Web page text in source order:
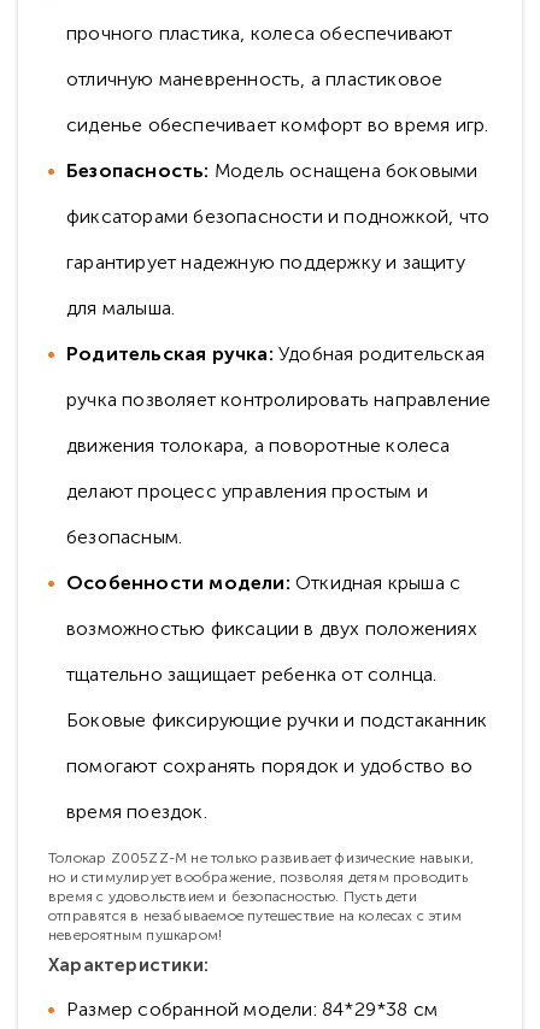
прочного пластика, колеса обеспечивают
отличную маневренность, а пластиковое
сиденье обеспечивает комфорт во время игр.
Безопасность: Модель оснащена боковыми
фиксаторами безопасности и подножкой, что
гарантирует надежную поддержку и защиту
для малыша.
Родительская ручка: Удобная родительская
ручка позволяет контролировать направление
движения толокара, а поворотные колеса
делают процесс управления простым и
безопасным.
Особенности модели: Откидная крыша с
возможностью фиксации в двух положениях
тщательно защищает ребенка от солнца.
Боковые фиксирующие ручки и подстаканник
помогают сохранять порядок и удобство во
время поездок.
Толокар Z005ZZ-M не только развивает физические навыки,
но и стимулирует воображение, позволяя детям проводить
время с удовольствием и безопасностью. Пусть дети
отправятся в незабываемое путешествие на колесах с этим
невероятным пушкаром!
Характеристики:
Размер собранной модели: 84*29*38 см